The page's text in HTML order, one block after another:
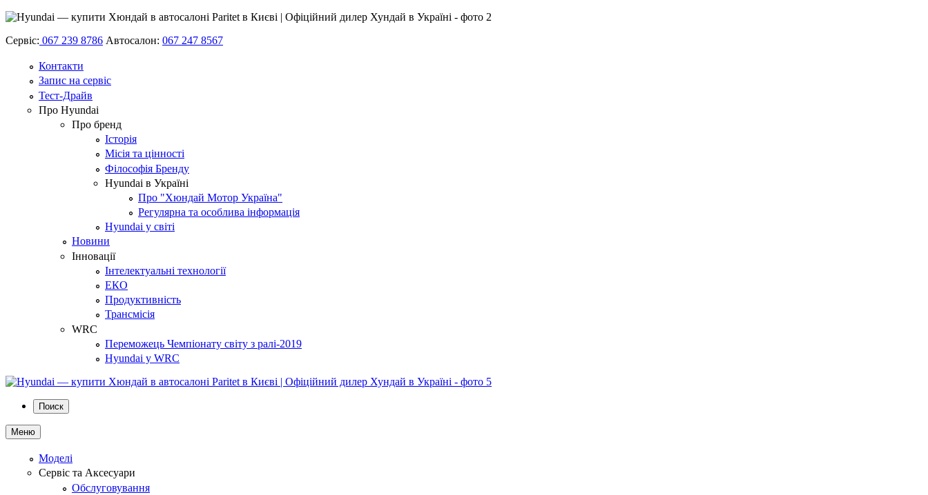
Сервіс: 067 239 8786 Автосалон: 067 247 8567
Контакти
Запис на сервіс
Тест-Драйв
Про Hyundai
Про бренд
Історія
Місія та цінності
Філософія Бренду
Hyundai в Україні
Про "Хюндай Мотор Україна"
Регулярна та особлива інформація
Hyundai у світі
Новини
Інновації
Інтелектуальні технології
ЕКО
Продуктивність
Трансмісія
WRC
Переможець Чемпіонату світу з ралі-2019
Hyundai у WRC
Поиск
Меню
Моделі
Сервіс та Аксесуари
Обслуговування